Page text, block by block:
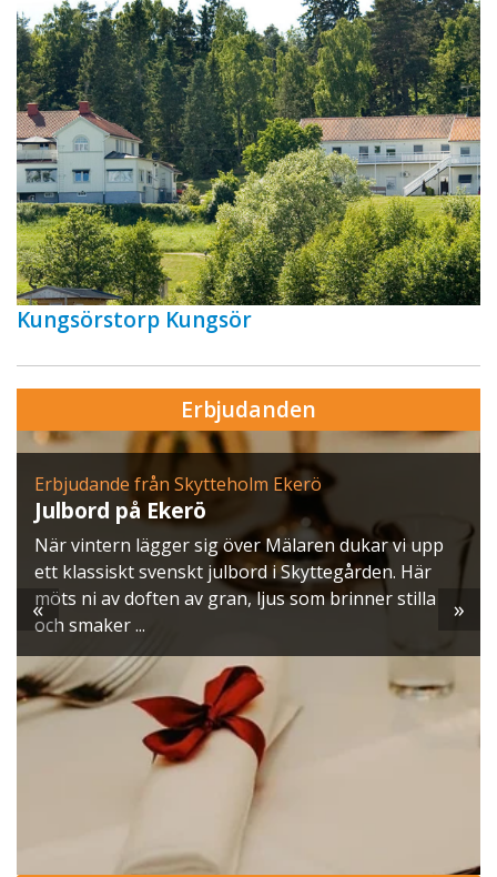
Kungsörstorp Kungsör
Erbjudanden
Erbjudande från Skytteholm Ekerö
Julbord på Ekerö
När vintern lägger sig över Mälaren dukar vi upp
ett klassiskt svenskt julbord i Skyttegården. Här
möts ni av doften av gran, ljus som brinner stilla
och smaker ...
« »